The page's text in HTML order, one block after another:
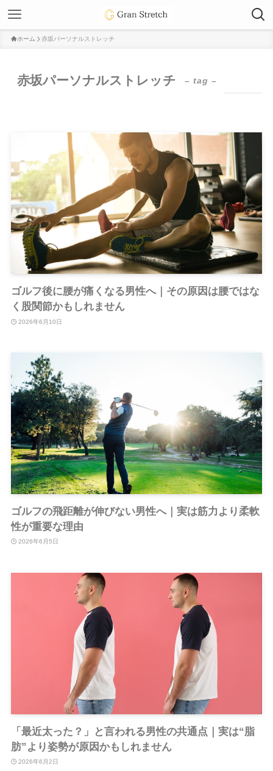
ホーム 赤坂パーソナルストレッチ
赤坂パーソナルストレッチ – tag –
ゴルフ後に腰が痛くなる男性へ｜その原因は腰ではな
く股関節かもしれません
2026年6月10日
ゴルフの飛距離が伸びない男性へ｜実は筋力より柔軟
性が重要な理由
2026年6月5日
「最近太った？」と言われる男性の共通点｜実は“脂
肪”より姿勢が原因かもしれません
2026年6月2日